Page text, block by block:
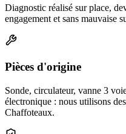
Diagnostic réalisé sur place,
engagement et sans mauvaise
Pièces d'origine
Sonde, circulateur, vanne 3
électronique : nous utilisons
Chaffoteaux.